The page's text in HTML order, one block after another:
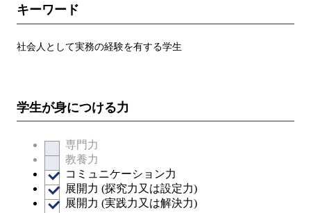
キーワード
社会人として実務の経験を有する学生
学生が身につける力
専門力
教養力
コミュニケーション力
展開力 (探究力又は設定力)
展開力 (実践力又は解決力)